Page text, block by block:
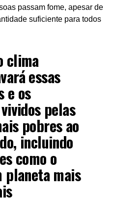
passam fome, apesar de
suficiente para todos
clima
essas
e os
pelas
pobres ao
incluindo
como o
planeta mais